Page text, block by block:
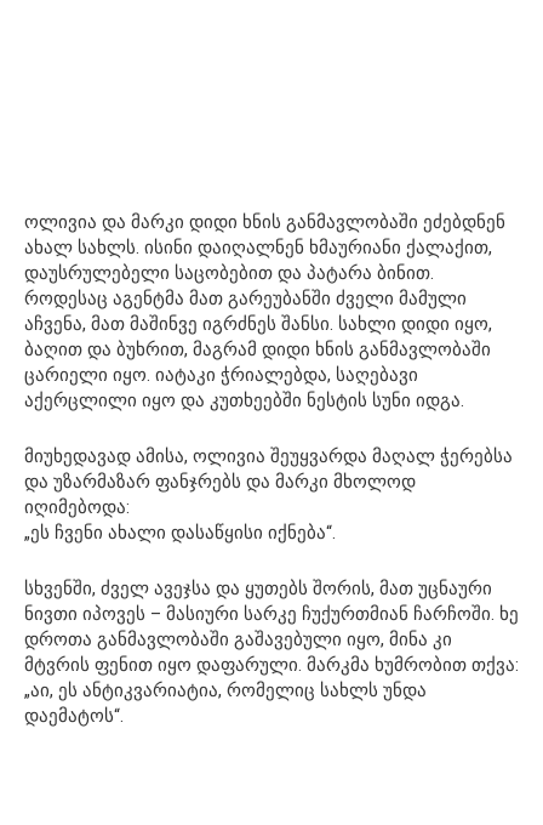
ოლივია და მარკი დიდი ხნის განმავლობაში ეძებდნენ
ახალ სახლს. ისინი დაიღალნენ ხმაურიანი ქალაქით,
დაუსრულებელი საცობებით და პატარა ბინით.
როდესაც აგენტმა მათ გარეუბანში ძველი მამული
აჩვენა, მათ მაშინვე იგრძნეს შანსი. სახლი დიდი იყო,
ბაღით და ბუხრით, მაგრამ დიდი ხნის განმავლობაში
ცარიელი იყო. იატაკი ჭრიალებდა, საღებავი
აქერცლილი იყო და კუთხეებში ნესტის სუნი იდგა.
მიუხედავად ამისა, ოლივია შეუყვარდა მაღალ ჭერებსა
და უზარმაზარ ფანჯრებს და მარკი მხოლოდ
იღიმებოდა:
„ეს ჩვენი ახალი დასაწყისი იქნება“.
სხვენში, ძველ ავეჯსა და ყუთებს შორის, მათ უცნაური
ნივთი იპოვეს – მასიური სარკე ჩუქურთმიან ჩარჩოში. ხე
დროთა განმავლობაში გაშავებული იყო, მინა კი
მტვრის ფენით იყო დაფარული. მარკმა ხუმრობით თქვა:
„აი, ეს ანტიკვარიატია, რომელიც სახლს უნდა
დაემატოს“.